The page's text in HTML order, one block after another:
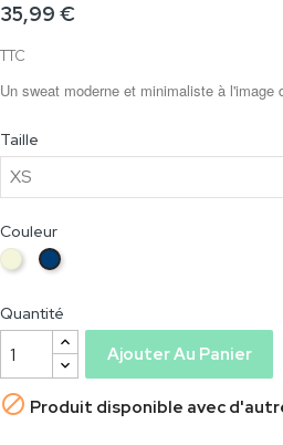
35,99 €
TTC
Un sweat moderne et minimaliste à
Taille
Couleur
BeigeBleu
marine
Quantité
Ajouter Au Panier
 Produit disponible avec